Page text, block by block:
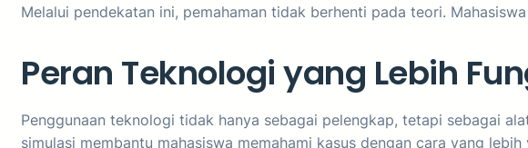
Melalui pendekatan ini, pemahaman tidak berhenti pada teori.
Peran Teknologi yang Lebih
Penggunaan teknologi tidak hanya sebagai pelengkap, tetapi sebagai
simulasi membantu mahasiswa memahami kasus dengan cara yang lebih